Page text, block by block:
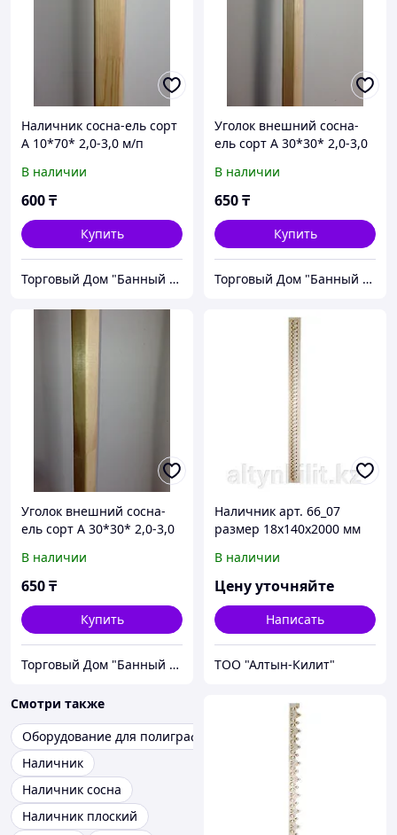
Наличник сосна-ель сорт
А 10*70* 2,0-3,0 м/п
В наличии
600₸
Купить
Торговый Дом "Банный мир"
Уголок внешний сосна-
ель сорт А 30*30* 2,0-3,0
В наличии
650₸
Купить
Торговый Дом "Банный мир"
Уголок внешний сосна-
ель сорт А 30*30* 2,0-3,0
В наличии
650₸
Купить
Торговый Дом "Банный мир"
Наличник арт. 66_07
размер 18х140х2000 мм
В наличии
Цену уточняйте
Написать
ТОО "Алтын-Килит"
Смотри также
Оборудование для полиграфии
Наличник
Наличник сосна
Наличник плоский